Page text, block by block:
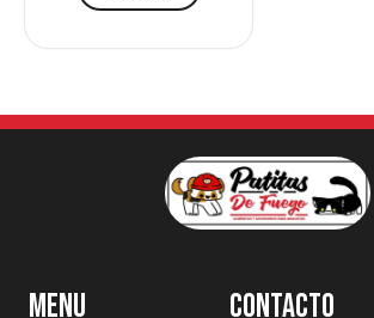
Menu Contacto